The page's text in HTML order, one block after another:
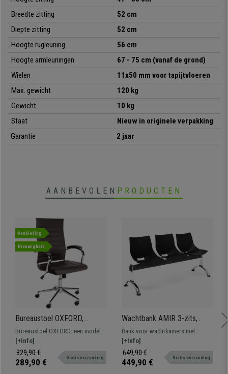
• Kantelmechanisme met balanssysteem
Onderstel in verchroomd aluminium
• Hoofdsteun geïntegreerd in het ontwerp van de rugleuning
Breedte zitting
52 cm
Diepte zitting
52 cm
Hoogte rugleuning
56 cm
Hoogte armleuningen
67 - 75 cm (vanaf de grond)
Wielen
11x50 mm voor tapijtvloeren
Max. gewicht
120 kg
Gewicht
10 kg
Staat
Nieuw in originele verpakking
Garantie
2 jaar
AANBEVOLEN PRODUCTEN
Aanbieding
Nieuwigheid
Bureaustoel OXFORD,
Metalen Onderstel, Elegant
Stikselontwerp, in Bruin Echt
Leder
Bureaustoel OXFORD: een model
met een opvallend design dat
comfort combineert met
hoogwaardig materiaal.
[+Info]
329,90 €
289,90 € Gratis verzending
Wachtbank AMIR 3-zits,
Metalen Structuur, in Zwart
Kunststof
Bank voor wachtkamers met
metalen frame, afmetingen van
158x50 cm en designer zitting van
stevig kunststof. Zeer resistent en
comfortabel. Verkrijgbaar in
[+Info]
649,90 €
449,90 € Gratis verzending